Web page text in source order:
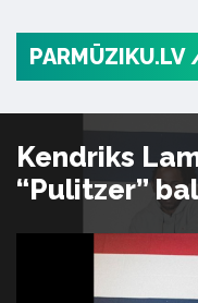
PARMŪZIKU.LV
Kendriks
“Pulitzer”